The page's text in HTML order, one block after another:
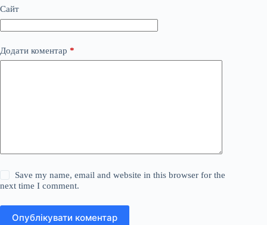
Сайт
Додати коментар *
Save my name, email and website in this browser for the
next time I comment.
Опублікувати коментар